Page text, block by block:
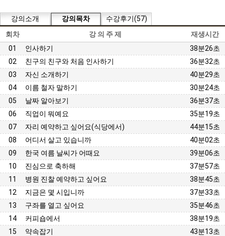
강의소개 강의목차
수강후기(57)
회차
강 의 주 제
재생시간
01
인사하기
38분26초
02
친구의 친구와 처음 인사하기
36분32초
03
자신 소개하기
40분29초
04
이름 철자 말하기
30분24초
05
날짜 알아보기
36분37초
06
직업이 뭐예요
35분19초
07
자리 예약하고 싶어요(식당에서)
44분15초
08
어디서 살고 있습니까
40분02초
09
한국 여름 날씨가 어때요
39분06초
10
진심으로 축하해
37분57초
11
병원 진찰 예약하고 싶어요
38분45초
12
지금은 몇 시입니까
37분33초
13
구좌를 열고 싶어요
35분46초
14
커피숍에서
38분19초
15
약속잡기
43분13초